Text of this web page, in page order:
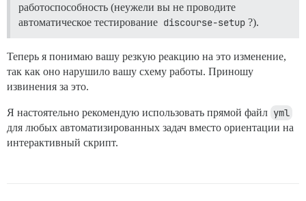
работоспособность (неужели вы не проводите
автоматическое тестирование discourse-setup ?).
Теперь я понимаю вашу резкую реакцию на это изменение,
так как оно нарушило вашу схему работы. Приношу
извинения за это.
Я настоятельно рекомендую использовать прямой файл yml
для любых автоматизированных задач вместо ориентации на
интерактивный скрипт.